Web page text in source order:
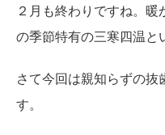
２月も終わりですね。暖
の季節特有の三寒四温と
さて今回は親知らずの抜
す。